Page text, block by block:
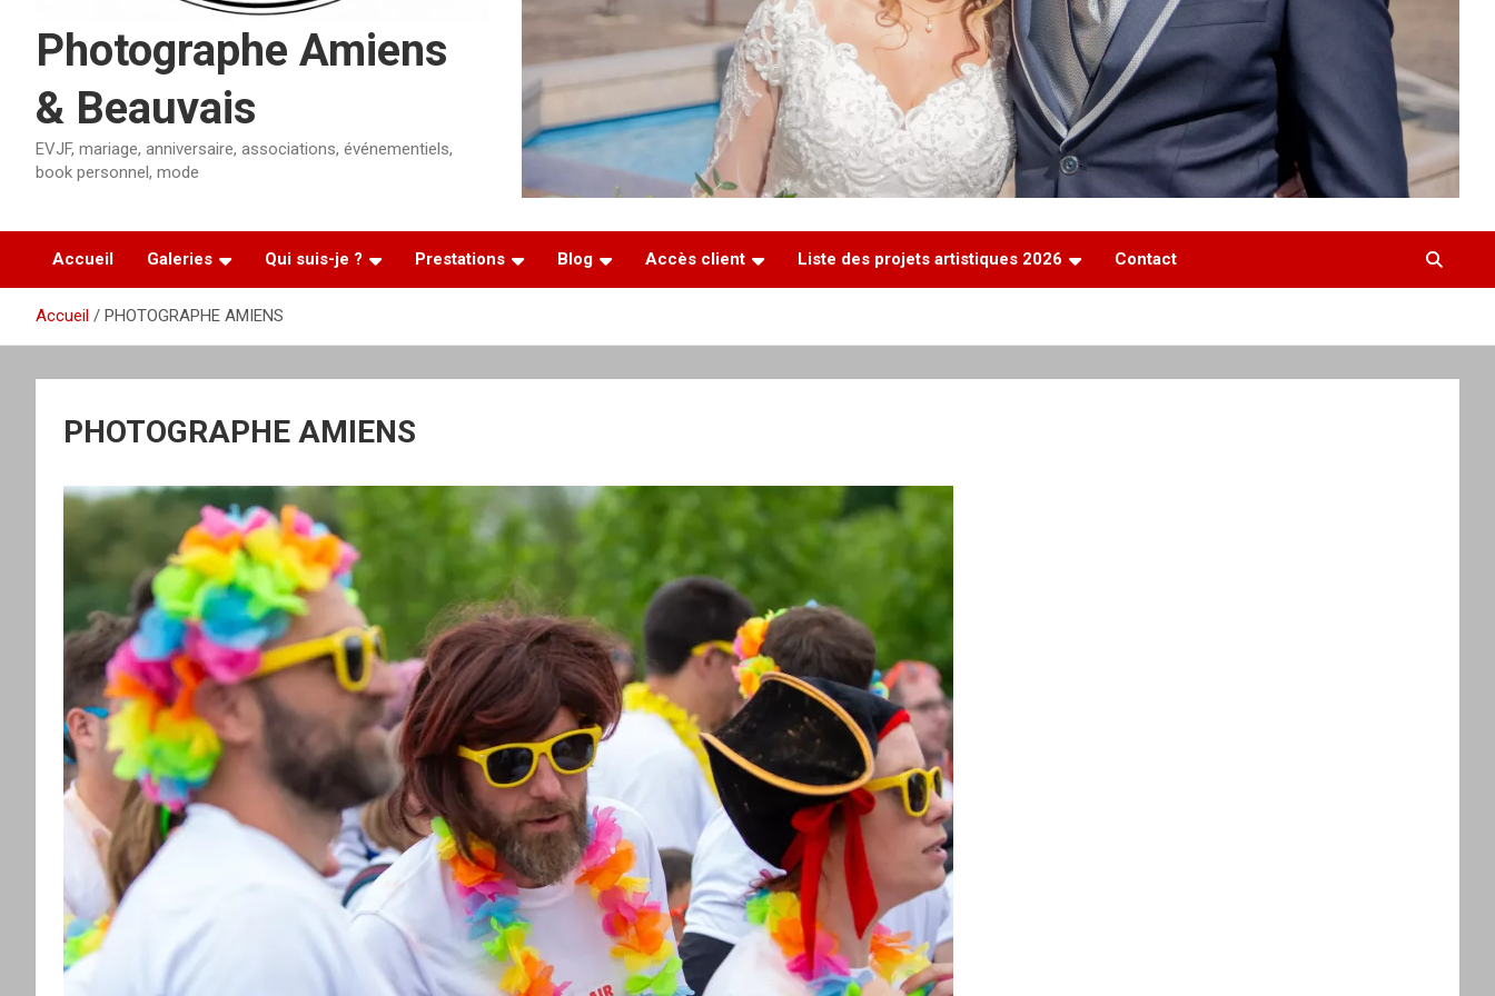
Photographe Amiens
& Beauvais
EVJF, mariage, anniversaire, associations, événementiels,
book personnel, mode
Accueil Galeries Qui suis-je ? Prestations Blog Accès client Liste des projets artistiques 2026 Contact
Accueil PHOTOGRAPHE AMIENS
PHOTOGRAPHE AMIENS